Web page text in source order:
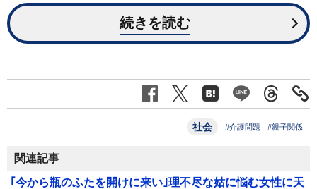
続きを読む
社会 #介護問題 #親子関係
関連記事
｢今から瓶のふたを開けに来い｣理不尽な姑に悩む女性に天